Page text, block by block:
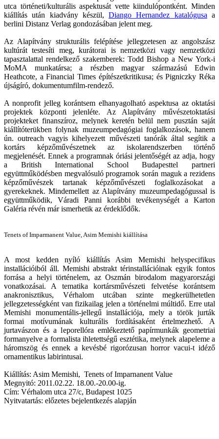
utca történeti/kulturális aspektusát vette kiindulópontként. Minden
kiállítás után kiadvány készül,Diango Hernandez katalógusa a
berlini Distanz Verlag gondozásában jelent meg.
Az Alapítvány strukturális felépítése jellegzetesen az angolszász
kultúrát testesíti meg, kurátorai is nemzetközi vagy nemzetközi
tapasztalattal rendelkező szakemberek: Todd Bishop a New York-i
MoMA munkatársa; a részben magyar származású Edwin
Heathcote, a Financial Times építészetkritikusa; és Pigniczky Réka
újságíró, dokumentumfilm-rendező.
A nonprofit jelleg korántsem elhanyagolható aspektusa az oktatási
projektek központi jelenléte. Az Alapítvány művészetoktatási
projekteket finanszíroz, melynek keretén belül nem pusztán saját
kiállítóterükben folynak muzeumpedagógiai foglalkozások, hanem
ún. outreach vagyis kihelyezett művészeti tanórák által segítik a
kortárs képzőművészetnek az iskolarendszerben történő
megjelenését. Ennek a programnak óriási jelentőségét az adja, hogy
a British International School Budapesttel partneri
együttműködésben megvalósuló programok során maguk a rezidens
képzőművészek tartanak képzőművészeti foglalkozásokat a
gyerekeknek. Mindemellett az Alapítvány muzeumpedagógussal is
együttműködik, Váradi Panni korábbi tevékenységét a Karton
Galéria révén már ismerhetik az érdeklődők.
Tenets of Imparmanent Value, Asim Memishi kiállítása
A most kedden nyíló kiállítás Asim Memishi helyspecifikus
installációiból áll. Memishi abstrakt térinstallációinak egyik fontos
forrása a helyi történelem, az Oszmán birodalom magyarországi
vonatkozásai. A tematika kortársművészeti felvetése korántsem
anakronisztikus, Vérhalom utcában szinte megkerülhetetlen
jellegzetességként van fizikailag jelen a történelmi múltidő. Erre utal
Memishi monumentális-jellegű installációja, mely a török jurták
formai motívumának kulturális fordításaként értelmezhető. A
jurtavászon és a leporellóra emlékeztető papírmunkák geometriai
formanyelve a formalista ihletettségű esztétika, melynek alapeleme a
háromszög és ennek a kevésbé rigorózusan horror vacui-t idéző
ornamentikus labirintusai.
Kiállítás: Asim Memishi, Tenets of Imparnanent Value
Megnyitó: 2011.02.22. 18.00.-20.00-ig.
Cím: Vérhalom utca 27/c, Budapest 1025
Nyitvatartás: előzetes bejelentkezés alapján